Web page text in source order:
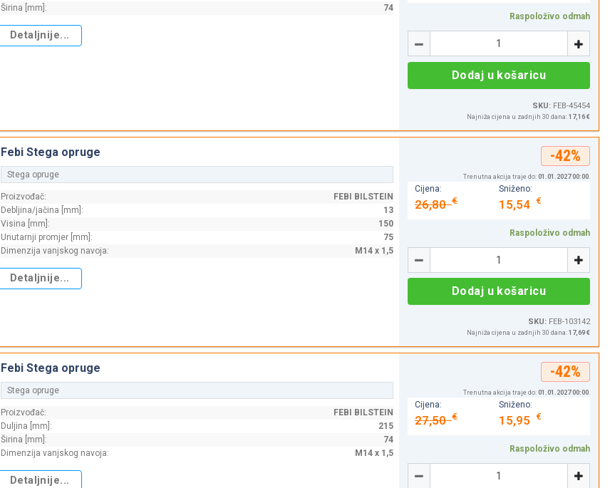
Širina [mm]:
74
Detaljnije...
Raspoloživo odmah
-
Količina
+
Dodaj u košaricu
SKU:FEB-45454
Najniža cijena u zadnjih 30 dana: 17,16 €
Febi Stega opruge
Stega opruge
Proizvođač:
FEBI BILSTEIN
Debljina/jačina [mm]:
13
Visina [mm]:
150
Unutarnji promjer [mm]:
75
Dimenzija vanjskog navoja:
M14 x 1,5
Detaljnije...
-42%
Trenutna akcija traje do: 01.01.2027 00:00.
Cijena:
26,80€
Sniženo:
15,54 €
Raspoloživo odmah
-
Količina
+
Dodaj u košaricu
SKU:FEB-103142
Najniža cijena u zadnjih 30 dana: 17,69 €
Febi Stega opruge
Stega opruge
Proizvođač:
FEBI BILSTEIN
Duljina [mm]:
215
Širina [mm]:
74
Dimenzija vanjskog navoja:
M14 x 1,5
Detaljnije...
-42%
Trenutna akcija traje do: 01.01.2027 00:00.
Cijena:
27,50€
Sniženo:
15,95 €
Raspoloživo odmah
-
Količina
+